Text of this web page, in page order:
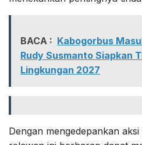
BACA : Kabogorbus
Rudy Susmanto Siapkan
Lingkungan 2027
Dengan mengedepankan